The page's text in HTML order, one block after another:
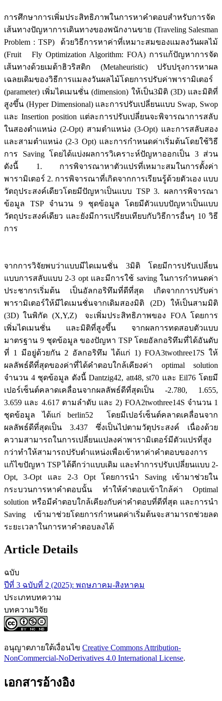
การศึกษาการเพิ่มประสิทธิภาพในการหาคำตอบสำหรับการจัด
เส้นทางปัญหาการเดินทางของพนักงานขาย (Traveling Salesman
Problem : TSP) ด้วยวิธีการหาค่าที่เหมาะสมของแมลงวันผลไม้
(Fruit Fly Optimization Algorithm: FOA) การแก้ปัญหาการจัด
เส้นทางด้วยเมต้าฮิวริสติก (Metaheuristic) ปรับปรุงการหาผล
เฉลยเดิมของวิธีการแมลงวันผลไม้โดยการปรับค่าพารามิเตอร์
(parameter) เพิ่มไดเมนชั่น (dimension) ให้เป็น3มิติ (3D) และมิติที่
สูงขึ้น (Hyper Dimensional) และการปรับเปลี่ยนแบบ Swap, Swop
และ Insertion position แต่ละการปรับเปลี่ยนจะพิจารณาการสลับ
ในสองตำแหน่ง (2-Opt) สามตำแหน่ง (3-Opt) และการสลับสอง
และสามตำแหน่ง (2-3 Opt) และการกำหนดค่าเริ่มต้นโดยใช้วิธี
การ Saving โดยได้แบ่งผลการวิเคราะห์ปัญหาออกเป็น 3 ส่วน
ดังนี้ 1. การพิจารณาหาตัวแปรที่เหมาะสมในการตั้งค่า
พารามิเตอร์ 2. การพิจารณาที่เกิดจากการเรียนรู้ด้วยตัวเอง แบบ
วัตถุประสงค์เดียวโดยมีปัญหาเป็นแบบ TSP 3. ผลการพิจารณา
ข้อมูล TSP จำนวน 9 ชุดข้อมูล โดยมีตัวแบบปัญหาเป็นแบบ
วัตถุประสงค์เดียว และยังมีการเปรียบเทียบกับวิธีการอื่นๆ 10 วิธี
การ
จากการวิจัยพบว่าแบบมีไดเมนชั่น 3มิติ โดยมีการปรับเปลี่ยน
แบบการสลับแบบ 2-3 opt และมีการใช้ saving ในการกำหนดค่า
ประชากรเริ่มต้น เป็นอัลกอริทึมที่ดีที่สุด เกิดจากการปรับค่า
พารามิเตอร์ให้มีไดเมนชั่นจากเดิมสองมิติ (2D) ให้เป็นสามมิติ
(3D) ในพิกัด (X,Y,Z) จะเพิ่มประสิทธิภาพของ FOA โดยการ
เพิ่มไดเมนชั่น และมิติที่สูงขึ้น จากผลการทดสอบตัวแบบ
มาตรฐาน 9 ชุดข้อมูล ของปัญหา TSP โดยอัลกอริทึมที่ได้อันดับ
ที่ 1 มีอยู่ด้วยกัน 2 อัลกอริทึม ได้แก่ 1) FOA3twothree17S ให้
ผลลัพธ์ดีที่สุดของค่าที่ได้คำตอบใกล้เคียงค่า optimal solution
จำนวน 4 ชุดข้อมูล ดังนี้ Dantzig42, att48, st70 และ Eil76 โดยมี
เปอร์เซ็นต์คลาดเคลื่อนจากผลลัพธ์ดีที่สุดเป็น -2.780, 1.655,
3.659 และ 4.617 ตามลำดับ และ 2) FOA2twothree14S จำนวน 1
ชุดข้อมูล ได้แก่ berlin52 โดยมีเปอร์เซ็นต์คลาดเคลื่อนจาก
ผลลัพธ์ดีที่สุดเป็น 3.437 ซึ่งเป็นไปตามวัตุประสงค์ เนื่องด้วย
ความสามารถในการเปลี่ยนแปลงค่าพารามิเตอร์มีตัวแปรที่สูง
กว่าทำให้สามารถปรับตำแหน่งเพื่อเข้าหาค่าคำตอบของการ
แก้ไขปัญหา TSP ได้ดีกว่าแบบเดิม และทำการปรับเปลี่ยนแบบ 2-
Opt, 3-Opt และ 2-3 Opt โดยการนำ Saving เข้ามาช่วยใน
กระบวนการหาคำตอบนั้น ทำให้คำตอบเข้าใกล้ค่า Optimal
solution หรือมีคำตอบใกล้เคียงกับค่าคำตอบที่ดีที่สุด และการนำ
Saving เข้ามาช่วยโดยการกำหนดค่าเริ่มต้นจะสามารถช่วยลด
ระยะเวลาในการหาคำตอบลงได้
Article Details
ฉบับ
ปีที่ 3 ฉบับที่ 2 (2025): พฤษภาคม-สิงหาคม
ประเภทบทความ
บทความวิจัย
อนุญาตภายใต้เงื่อนไข Creative Commons Attribution-
NonCommercial-NoDerivatives 4.0 International License.
เอกสารอ้างอิง